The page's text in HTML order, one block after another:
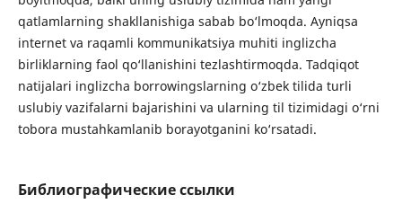
qatlamlarning shakllanishiga sabab bo‘lmoqda. Ayniqsa
internet va raqamli kommunikatsiya muhiti inglizcha
birliklarning faol qo‘llanishini tezlashtirmoqda. Tadqiqot
natijalari inglizcha borrowingslarning o‘zbek tilida turli
uslubiy vazifalarni bajarishini va ularning til tizimidagi o‘rni
tobora mustahkamlanib borayotganini ko‘rsatadi.
Библиографические ссылки